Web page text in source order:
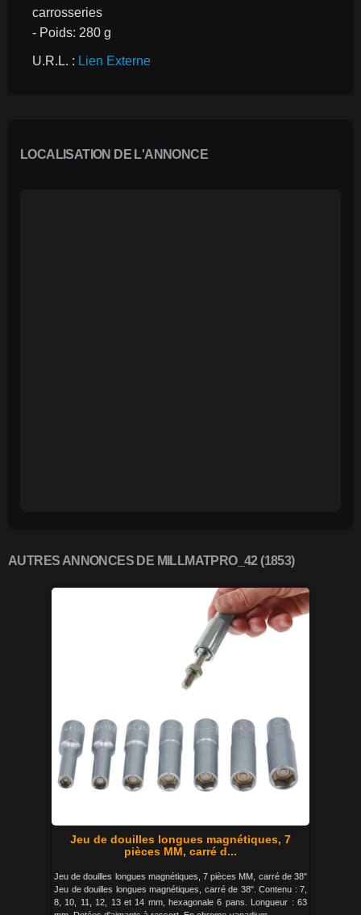
carrosseries
- Poids: 280 g
U.R.L. : Lien Externe
LOCALISATION DE L'ANNONCE
AUTRES ANNONCES DE MILLMATPRO_42 (1853)
Jeu de douilles longues magnétiques, 7
pièces MM, carré d...
Jeu de douilles longues magnétiques, 7 pièces MM, carré de 38"
Jeu de douilles longues magnétiques, carré de 38". Contenu : 7,
8, 10, 11, 12, 13 et 14 mm, hexagonale 6 pans. Longueur : 63